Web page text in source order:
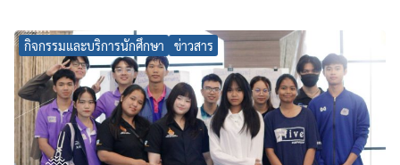
กิจกรรมและบริการนักศึกษา ข่าวสาร